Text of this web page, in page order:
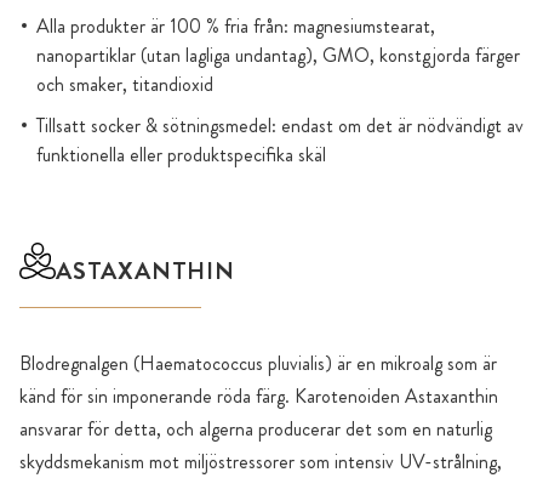
Alla produkter är 100 % fria från: magnesiumstearat,
nanopartiklar (utan lagliga undantag), GMO, konstgjorda färger
och smaker, titandioxid
Tillsatt socker & sötningsmedel: endast om det är nödvändigt av
funktionella eller produktspecifika skäl
ASTAXANTHIN
Blodregnalgen (Haematococcus pluvialis) är en mikroalg som är
känd för sin imponerande röda färg. Karotenoiden Astaxanthin
ansvarar för detta, och algerna producerar det som en naturlig
skyddsmekanism mot miljöstressorer som intensiv UV-strålning,